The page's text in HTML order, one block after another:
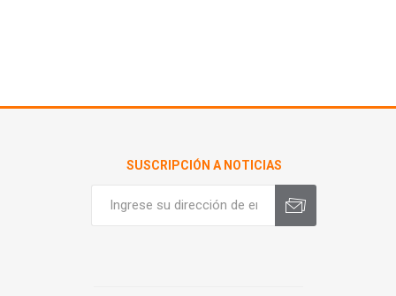
SUSCRIPCIÓN A NOTICIAS